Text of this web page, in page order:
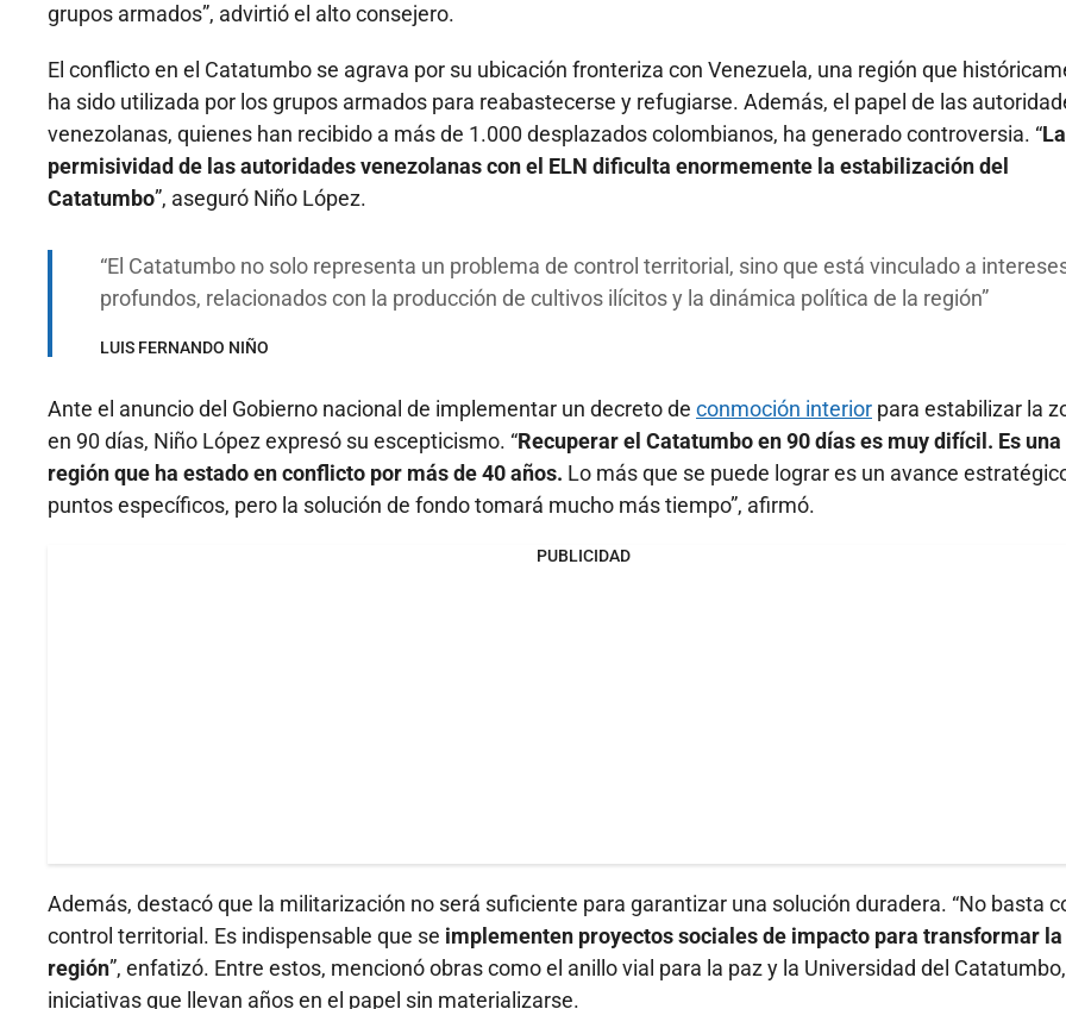
grupos armados”, advirtió el alto consejero.
El conflicto en el Catatumbo se agrava por su ubicación fronteriza con Venezuela, una región que
ha sido utilizada por los grupos armados para reabastecerse y refugiarse. Además, el papel de las
venezolanas, quienes han recibido a más de 1.000 desplazados colombianos, ha generado controversia. “La
permisividad de las autoridades venezolanas con el ELN dificulta enormemente la estabilización del
Catatumbo”, aseguró Niño López.
El Catatumbo no solo representa un problema de control territorial, sino que está vinculado a
profundos, relacionados con la producción de cultivos ilícitos y la dinámica política de la región
LUIS FERNANDO NIÑO
Ante el anuncio del Gobierno nacional de implementar un decreto de conmoción interior para estabilizar la
en 90 días, Niño López expresó su escepticismo. “Recuperar el Catatumbo en 90 días es muy difícil. Es una
región que ha estado en conflicto por más de 40 años. Lo más que se puede lograr es un avance
puntos específicos, pero la solución de fondo tomará mucho más tiempo”, afirmó.
PUBLICIDAD
Además, destacó que la militarización no será suficiente para garantizar una solución duradera. “No basta
control territorial. Es indispensable que se implementen proyectos sociales de impacto para transformar la
región”, enfatizó. Entre estos, mencionó obras como el anillo vial para la paz y la Universidad del Catatumbo,
iniciativas que llevan años en el papel sin materializarse.